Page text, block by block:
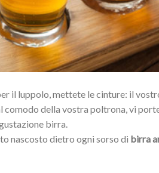
il luppolo, mettete le cinture: il
comodo della vostra poltrona, vi
birra.
nascosto dietro ogni sorso di birra